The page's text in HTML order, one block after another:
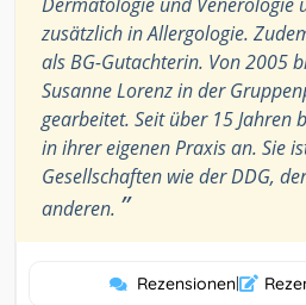
zusätzlich in Allergologie.
als BG-Gutachterin. Von 2005
Susanne Lorenz in der
gearbeitet. Seit über 15 Jahren
in ihrer eigenen Praxis an. Sie
Gesellschaften wie der DDG,
anderen. ”
Rezensionen|